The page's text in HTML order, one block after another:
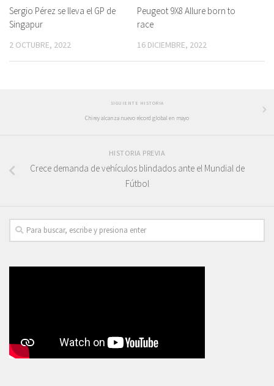
Sergio Pérez se lleva el GP de
Singapur
2 OCTUBRE, 2022
Peugeot 9X8 Allure born to
race
16 DICIEMBRE, 2022
SIGUIENTE HISTORIA
Chirey alcanza nuevo récord global en mayo
HISTORIA PREVIA
Crece demanda de vehículos blindados ante el Mundial de
Fútbol